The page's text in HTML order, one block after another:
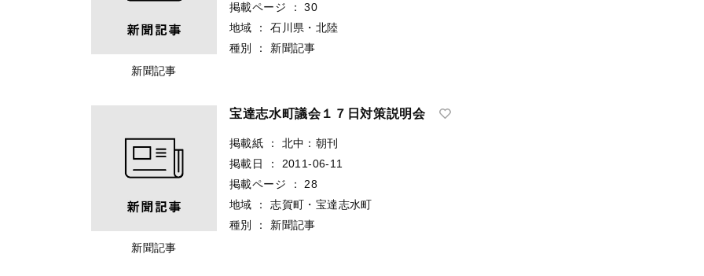
新聞記事
掲載ページ
：
30
地域
：
石川県・北陸
種別
： 新聞記事
新聞記事
宝達志水町議会１７日対策説明会
掲載紙 ：
北中：朝刊
掲載日
：
2011-06-11
掲載ページ
：
28
地域
：
志賀町・宝達志水町
種別
： 新聞記事